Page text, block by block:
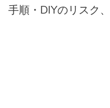
手順・DIYのリスク